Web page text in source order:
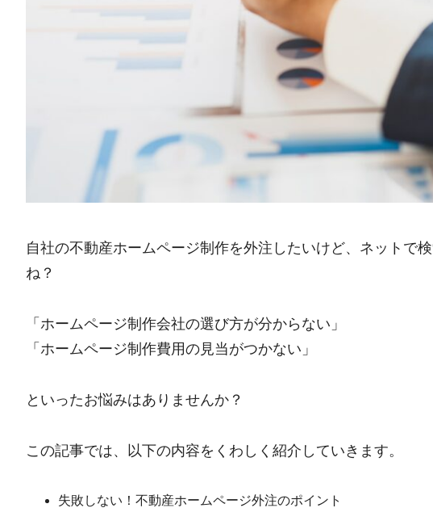
自社の不動産ホームページ制作を外注したいけど、ネットで
ね？
「ホームページ制作会社の選び方が分からない」
「ホームページ制作費用の見当がつかない」
といったお悩みはありませんか？
この記事では、以下の内容をくわしく紹介していきます。
失敗しない！不動産ホームページ外注のポイント